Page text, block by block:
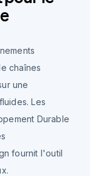
chaînes
une
Les
Durable
fournit l'outil